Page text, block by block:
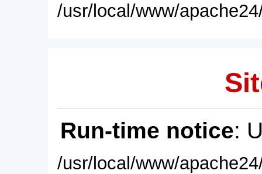
/usr/local/www/
Run-time notice:
/usr/local/www/